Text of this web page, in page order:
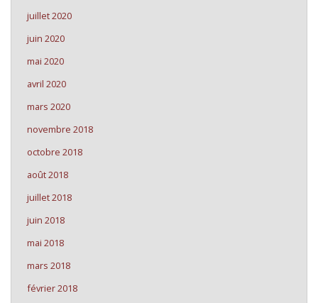
juillet 2020
juin 2020
mai 2020
avril 2020
mars 2020
novembre 2018
octobre 2018
août 2018
juillet 2018
juin 2018
mai 2018
mars 2018
février 2018